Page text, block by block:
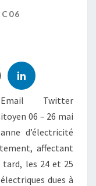
SUR
Twitter
06 – 26 mai
d’électricité
affectant
tard, les 24 et 25
dues à